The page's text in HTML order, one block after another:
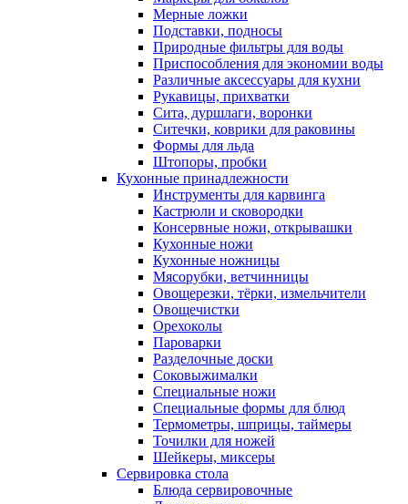
Мерные ложки
Подставки, подносы
Природные фильтры для воды
Приспособления для экономии воды
Различные аксессуары для кухни
Рукавицы, прихватки
Сита, дуршлаги, воронки
Ситечки, коврики для раковины
Формы для льда
Штопоры, пробки
Кухонные принадлежности
Инструменты для карвинга
Кастрюли и сковородки
Консервные ножи, открывашки
Кухонные ножи
Кухонные ножницы
Мясорубки, ветчинницы
Овощерезки, тёрки, измельчители
Овощечистки
Орехоколы
Пароварки
Разделочные доски
Соковыжималки
Специальные ножи
Специальные формы для блюд
Термометры, шприцы, таймеры
Точилки для ножей
Шейкеры, миксеры
Сервировка стола
Блюда сервировочные